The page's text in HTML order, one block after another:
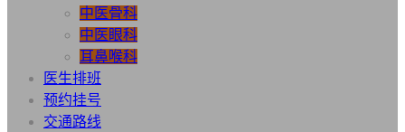
中医骨科
中医眼科
耳鼻喉科
医生排班
预约挂号
交通路线